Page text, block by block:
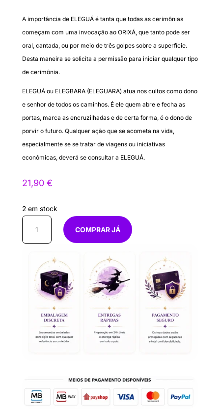
A importância de ELEGUÁ é tanta que todas as cerimônias
começam com uma invocação ao ORIXÁ, que tanto pode ser
oral, cantada, ou por meio de três golpes sobre a superfície.
Desta maneira se solicita a permissão para iniciar qualquer tipo
de cerimônia.
ELEGUÁ ou ELEGBARA (ELEGUARA) atua nos cultos como dono
e senhor de todos os caminhos. É ele quem abre e fecha as
portas, marca as encruzilhadas e de certa forma, é o dono de
porvir o futuro. Qualquer ação que se acometa na vida,
especialmente se se tratar de viagens ou iniciativas
econômicas, deverá se consultar a ELEGUÁ.
21,90 €
2 em stock
Quantidade
COMPRAR JÁ